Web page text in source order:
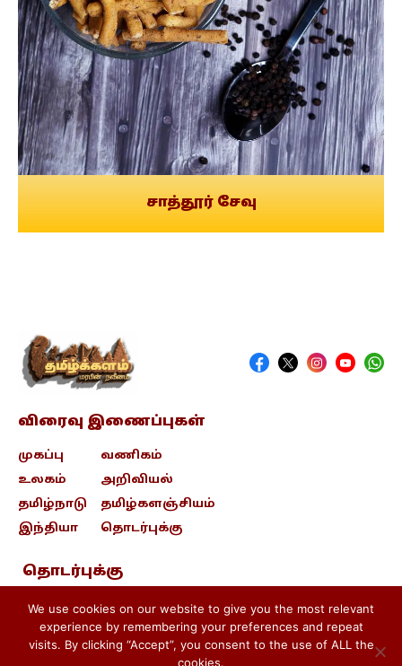
சாத்தூர் சேவு
விரைவு இணைப்புகள்
முகப்பு
உலகம்
தமிழ்நாடு
இந்தியா
வணிகம்
அறிவியல்
தமிழ்களஞ்சியம்
தொடர்புக்கு
தொடர்புக்கு
contact@tamizhkalam.com
Privacy Policy . Cookie Policy .
We use cookies on our website to give you the most relevant
experience by remembering your preferences and repeat
visits. By clicking “Accept”, you consent to the use of ALL the
cookies.